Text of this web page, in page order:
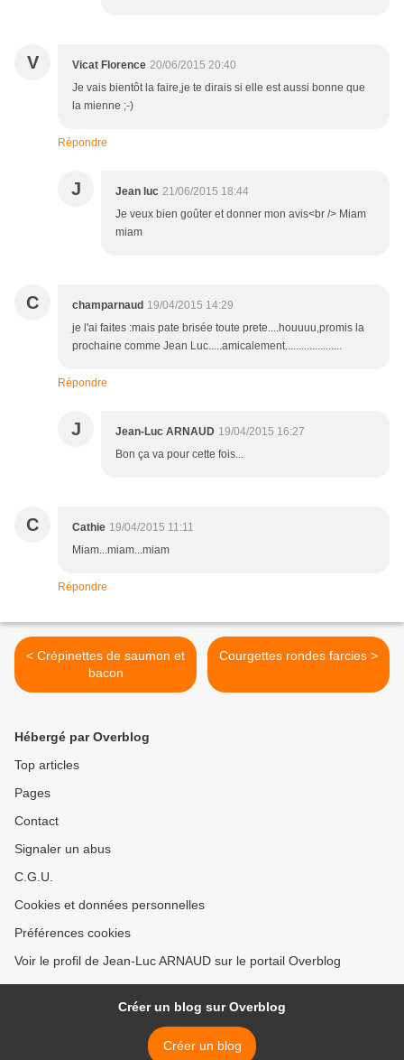
V Vicat Florence 20/06/2015 20:40
Je vais bientôt la faire,je te dirais si elle est aussi bonne que
la mienne ;-)
Répondre
J Jean luc 21/06/2015 18:44
Je veux bien goûter et donner mon avis<br /> Miam
miam
C champarnaud 19/04/2015 14:29
je l'ai faites :mais pate brisée toute prete....houuuu,promis la
prochaine comme Jean Luc.....amicalement.....................
Répondre
J Jean-Luc ARNAUD 19/04/2015 16:27
Bon ça va pour cette fois...
C Cathie 19/04/2015 11:11
Miam...miam...miam
Répondre
< Crépinettes de saumon et
bacon
Courgettes rondes farcies >
Hébergé par Overblog
Top articles
Pages
Contact
Signaler un abus
C.G.U.
Cookies et données personnelles
Préférences cookies
Voir le profil de Jean-Luc ARNAUD sur le portail Overblog
Créer un blog sur Overblog
Créer un blog